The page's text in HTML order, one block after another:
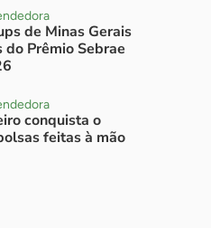
de Minas Gerais
Prêmio Sebrae
conquista o
feitas à mão